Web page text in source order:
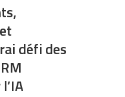
défi des